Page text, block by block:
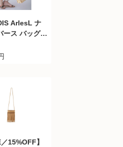
ArlesL ナ
ース バッグ
ッグ ブラウン
【送料無料】
／15%OFF】